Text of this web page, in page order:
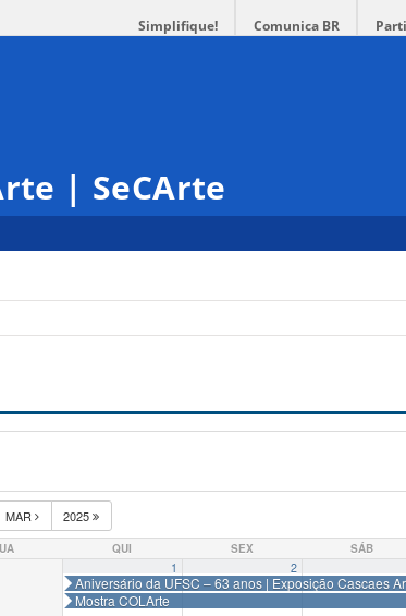
Simplifique! Comunica BR
| SeCArte
MAR 2025
QUI SEX SÁB
1
Aniversário da UFSC – 63 anos | Exposição Cascaes
Mostra COLArte
2